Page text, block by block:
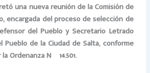
una nueva reunión de la Comisión de
encargada del proceso de selección de
del Pueblo y Secretario Letrado
Pueblo de la Ciudad de Salta, conforme
Ordenanza Nº 14.501.